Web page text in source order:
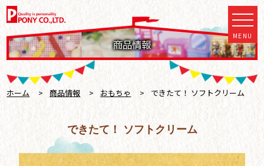
商品情報
MENU
ホーム > 商品情報 > おもちゃ > できたて！ ソフトクリーム
できたて！ ソフトクリーム